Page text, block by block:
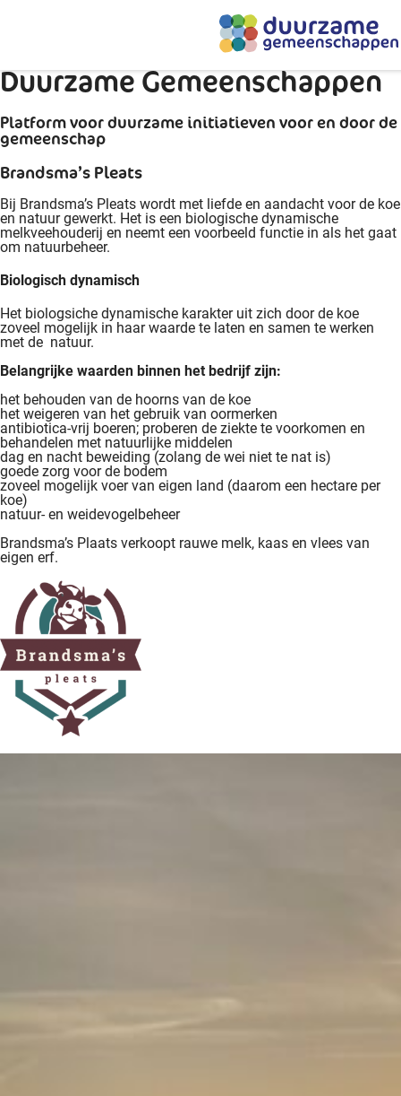
Duurzame Gemeenschappen
Platform voor duurzame initiatieven voor en door de
gemeenschap
Brandsma’s Pleats
Bij Brandsma’s Pleats wordt met liefde en aandacht voor de koe
en natuur gewerkt. Het is een biologische dynamische
melkveehouderij en neemt een voorbeeld functie in als het gaat
om natuurbeheer.
Biologisch dynamisch
Het biologsiche dynamische karakter uit zich door de koe
zoveel mogelijk in haar waarde te laten en samen te werken
met de natuur.
Belangrijke waarden binnen het bedrijf zijn:
het behouden van de hoorns van de koe
het weigeren van het gebruik van oormerken
antibiotica-vrij boeren; proberen de ziekte te voorkomen en
behandelen met natuurlijke middelen
dag en nacht beweiding (zolang de wei niet te nat is)
goede zorg voor de bodem
zoveel mogelijk voer van eigen land (daarom een hectare per
koe)
natuur- en weidevogelbeheer
Brandsma’s Plaats verkoopt rauwe melk, kaas en vlees van
eigen erf.